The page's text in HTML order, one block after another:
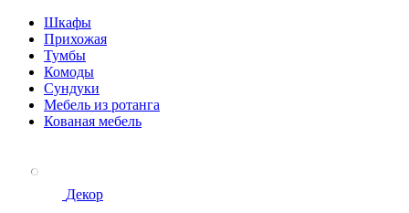
Шкафы
Прихожая
Тумбы
Комоды
Сундуки
Мебель из ротанга
Кованая мебель
Декор